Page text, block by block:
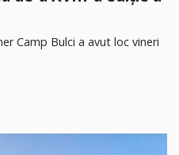
Camp Bulci a avut loc vineri